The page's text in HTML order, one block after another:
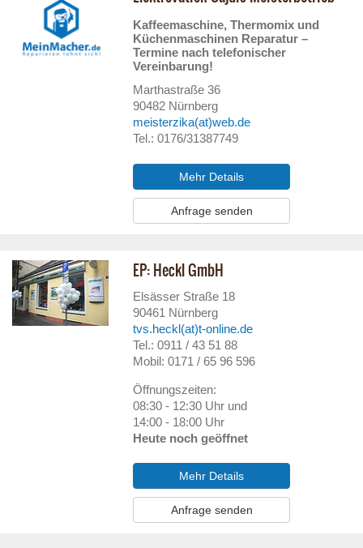
Kaffeemaschine, Thermomix und
Küchenmaschinen Reparatur –
Termine nach telefonischer
Vereinbarung!
Marthastraße 36
90482 Nürnberg
meisterzika(at)web.de
Tel.: 0176/31387749
Mehr Details
Anfrage senden
EP: Heckl GmbH
Elsässer Straße 18
90461 Nürnberg
tvs.heckl(at)t-online.de
Tel.: 0911 / 43 51 88
Mobil: 0171 / 65 96 596
Öffnungszeiten:
08:30 - 12:30 Uhr und
14:00 - 18:00 Uhr
Heute noch geöffnet
Mehr Details
Anfrage senden